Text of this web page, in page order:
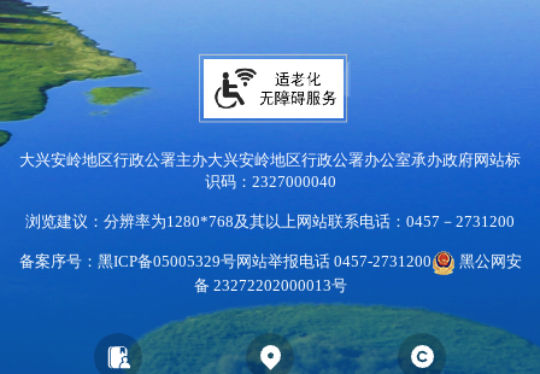
大兴安岭地区行政公署主办大兴安岭地区行政公署办公室承办政府网站标
识码：2327000040
浏览建议：分辨率为1280*768及其以上网站联系电话：0457－2731200
备案序号：黑ICP备05005329号网站举报电话 0457-2731200
黑公网安
备 23272202000013号